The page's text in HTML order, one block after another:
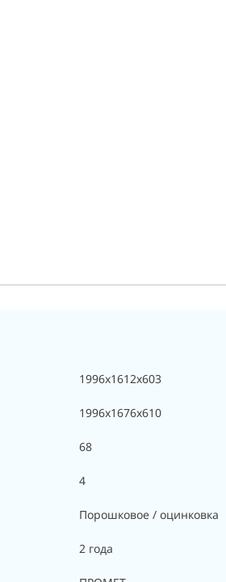
1996x1612x603
1996х1676х610
68
4
Порошковое / оцинковка
2 года